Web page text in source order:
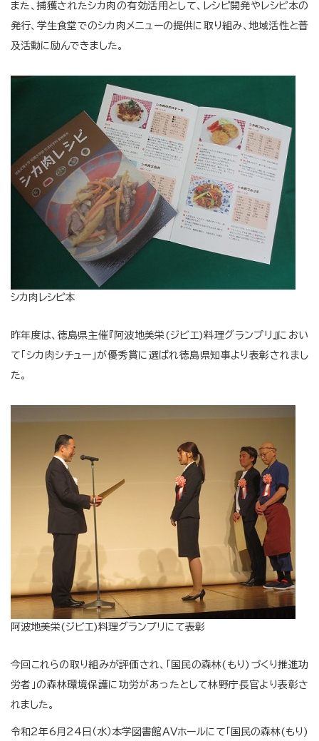
また、捕獲されたシカ肉の有効活用として、レシピ開発やレシピ本の
発行、学生食堂でのシカ肉メニューの提供に取り組み、地域活性と普
及活動に励んできました。
シカ肉レシピ本
昨年度は、徳島県主催『阿波地美栄(ジビエ)料理グランプリ』におい
て「シカ肉シチュー」が優秀賞に選ばれ徳島県知事より表彰されまし
た。
阿波地美栄(ジビエ)料理グランプリにて表彰
今回これらの取り組みが評価され、「国民の森林(もり)づくり推進功
労者」の森林環境保護に功労があったとして林野庁長官より表彰さ
れました。
令和2年6月24日（水）本学図書館ＡＶホールにて「国民の森林(もり)